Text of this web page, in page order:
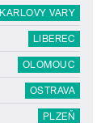
KARLOVY VARY
LIBEREC
OLOMOUC
OSTRAVA
PLZEŇ